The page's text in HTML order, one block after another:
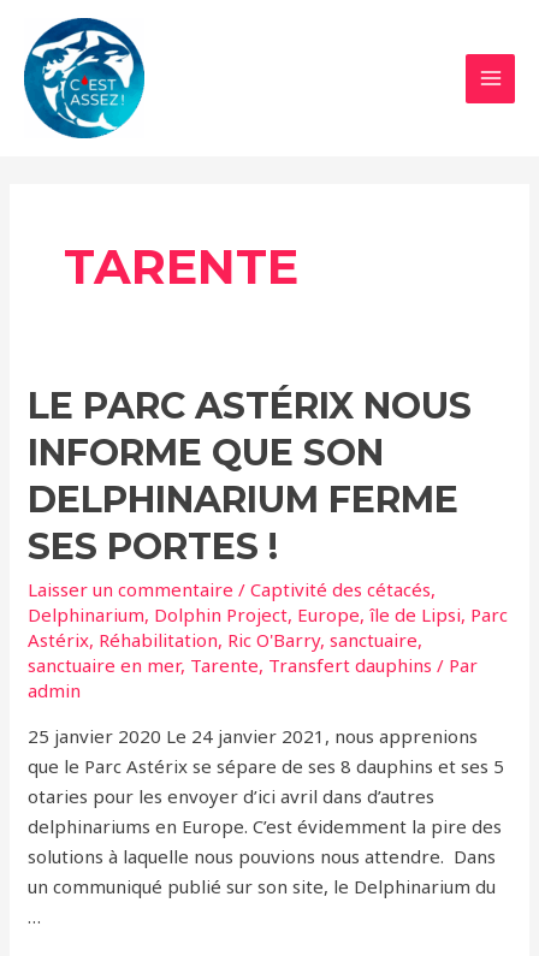
contenu
TARENTE
LE PARC ASTÉRIX NOUS
INFORME QUE SON
DELPHINARIUM FERME
SES PORTES !
Laisser un commentaire /Captivité des cétacés,
Delphinarium, Dolphin Project, Europe,île de Lipsi, Parc
Astérix, Réhabilitation, Ric O'Barry,sanctuaire,
sanctuaire en mer, Tarente, Transfert dauphins / Par
admin
25 janvier 2020 Le 24 janvier 2021, nous apprenions
que le Parc Astérix se sépare de ses 8 dauphins et ses 5
otaries pour les envoyer d’ici avril dans d’autres
delphinariums en Europe. C’est évidemment la pire des
solutions à laquelle nous pouvions nous attendre. Dans
un communiqué publié sur son site, le Delphinarium du
…